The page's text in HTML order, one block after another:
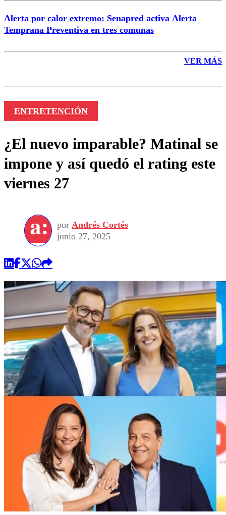
Alerta por calor extremo: Senapred activa Alerta
Temprana Preventiva en tres comunas
VER MÁS
ENTRETENCIÓN
¿El nuevo imparable? Matinal se
impone y así quedó el rating este
viernes 27
por Andrés Cortés
junio 27, 2025